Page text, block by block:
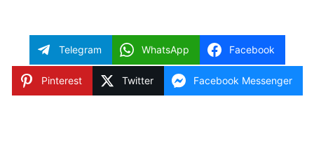
Telegram WhatsApp Facebook
Pinterest Twitter Facebook Messenger